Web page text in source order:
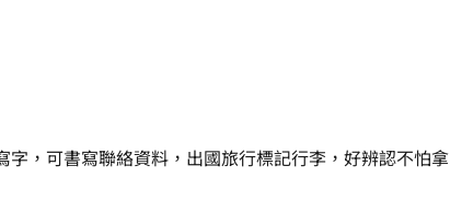
字，可書寫聯絡資料，出國旅行標記行李，好辨認不怕拿